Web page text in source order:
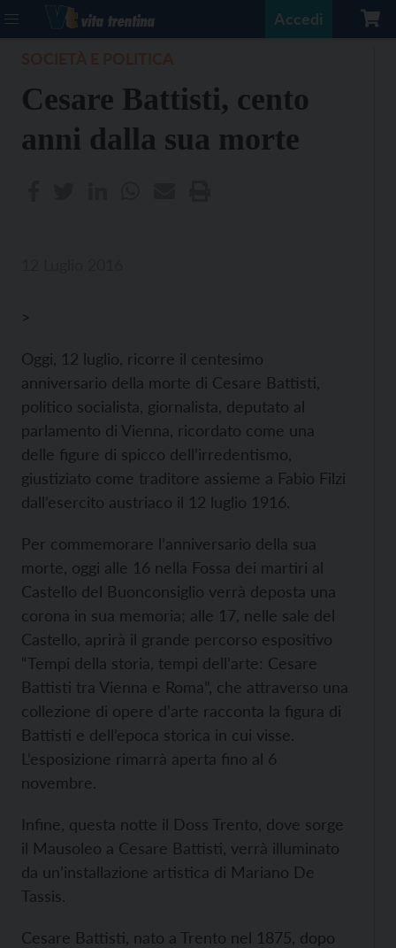
Accedi
Cesare Battisti, cento
anni dalla sua morte
>
Oggi, 12 luglio, ricorre il centesimo
anniversario della morte di Cesare Battisti,
politico socialista, giornalista, deputato al
parlamento di Vienna, ricordato come una
delle figure di spicco dell’irredentismo,
giustiziato come traditore assieme a Fabio Filzi
dall’esercito austriaco il 12 luglio 1916.
Per commemorare l’anniversario della sua
morte, oggi alle 16 nella Fossa dei martiri al
Castello del Buonconsiglio verrà deposta una
corona in sua memoria; alle 17, nelle sale del
Castello, aprirà il grande percorso espositivo
“Tempi della storia, tempi dell’arte: Cesare
Battisti tra Vienna e Roma”, che attraverso una
collezione di opere d’arte racconta la figura di
Battisti e dell’epoca storica in cui visse.
L’esposizione rimarrà aperta fino al 6
novembre.
Infine, questa notte il Doss Trento, dove sorge
il Mausoleo a Cesare Battisti, verrà illuminato
da un’installazione artistica di Mariano De
Tassis.
Cesare Battisti, nato a Trento nel 1875, dopo